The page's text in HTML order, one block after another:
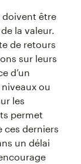
doivent être
la valeur.
de retours
sur leurs
d’un
ou
les
permet
ces derniers
un délai